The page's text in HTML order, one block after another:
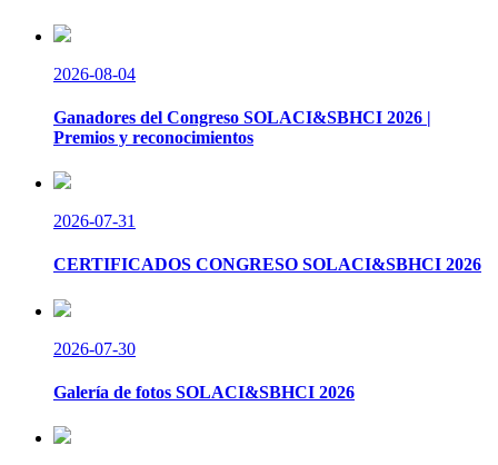
2026-08-04
Ganadores del Congreso SOLACI&SBHCI 2026 |
Premios y reconocimientos
2026-07-31
CERTIFICADOS CONGRESO SOLACI&SBHCI 2026
2026-07-30
Galería de fotos SOLACI&SBHCI 2026